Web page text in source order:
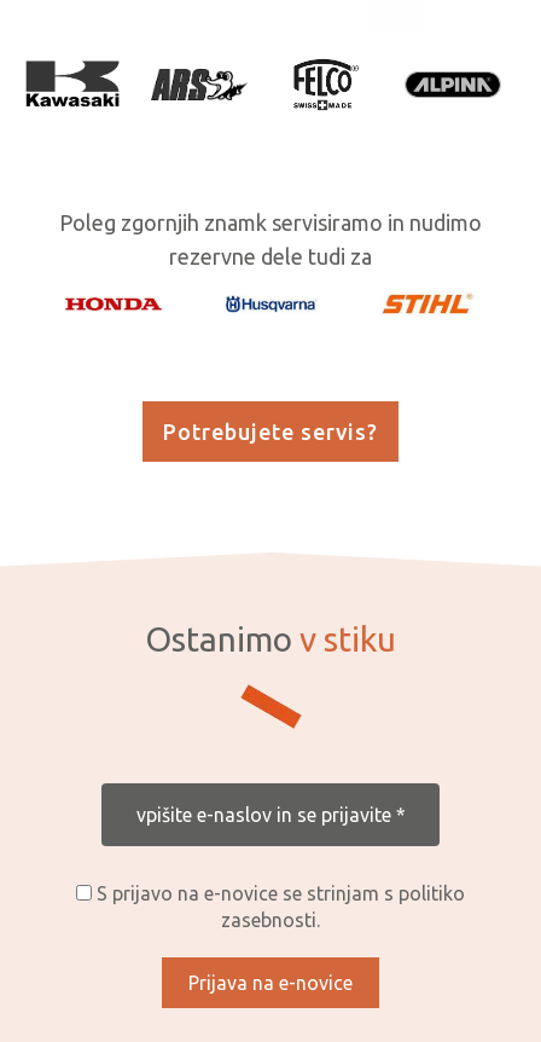
Poleg zgornjih znamk servisiramo in nudimo
rezervne dele tudi za
Potrebujete servis?
Ostanimo v stiku
S prijavo na e-novice se strinjam s politiko
zasebnosti.